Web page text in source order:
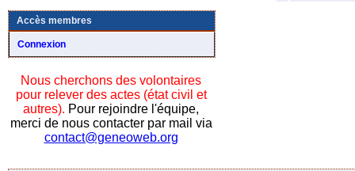
Accès membres
Connexion
Nous cherchons des volontaires
pour relever des actes (état civil et
autres). Pour rejoindre l'équipe,
merci de nous contacter par mail via
contact@geneoweb.org